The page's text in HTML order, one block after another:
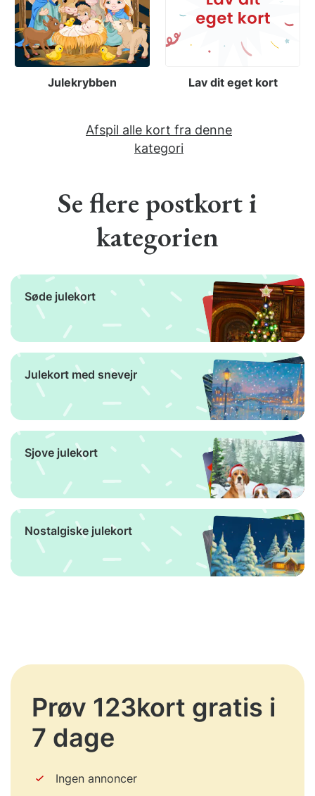
Julekrybben Lav dit eget kort
Afspil alle kort fra denne
kategori
Se flere postkort i
kategorien
Søde julekort
Julekort med snevejr
Sjove julekort
Nostalgiske julekort
Prøv 123kort gratis i
7 dage
Ingen annoncer